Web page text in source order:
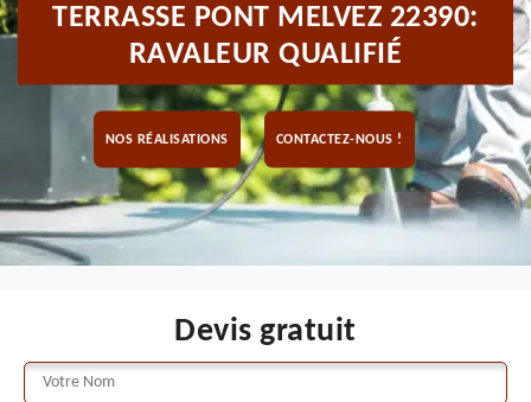
TERRASSE PONT MELVEZ 22390:
RAVALEUR QUALIFIÉ
NOS RÉALISATIONS CONTACTEZ-NOUS !
Devis gratuit